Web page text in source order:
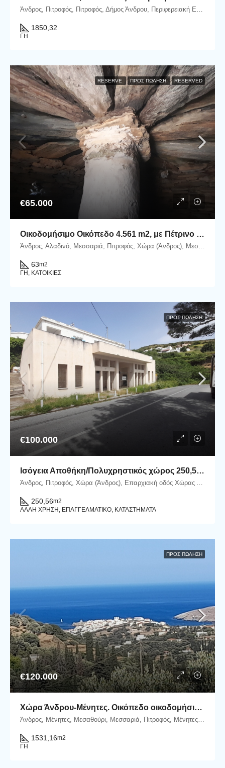
1850,32
ΓΗ
RESERVE ΠΡΟΣ ΠΏΛΗΣΗ RESERVED
€65.000
Οικοδομήσιμο Οικόπεδο 4.561 m2, με Πέτρινο Κονάκι 63 m2, στη Μεσσαριά Άνδρου
63m2
ΓΗ, ΚΑΤΟΙΚΊΕΣ
ΠΡΟΣ ΠΏΛΗΣΗ
€100.000
Ισόγεια Αποθήκη/Πολυχρηστικός χώρος 250,56 m2 επί της Επαρχιακής οδού στον Πιτροφό
250,56m2
ΆΛΛΗ ΧΡΉΣΗ, ΕΠΑΓΓΕΛΜΑΤΙΚΌ, ΚΑΤΑΣΤΉΜΑΤΑ
ΠΡΟΣ ΠΏΛΗΣΗ
€120.000
Χώρα Άνδρου-Μένητες. Οικόπεδο οικοδομήσιμο εμβαδού 1531,16 m2 με ωραία θέα θάλασσα και 18 ελαιόδενδρα.
1531,16m2
ΓΗ